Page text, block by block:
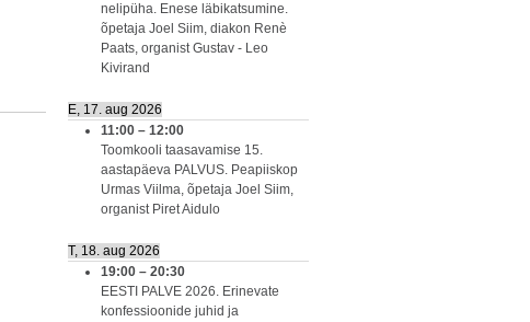
nelipüha. Enese läbikatsumine.
õpetaja Joel Siim, diakon Renè
Paats, organist Gustav - Leo
Kivirand
E, 17. aug 2026
11:00 – 12:00
Toomkooli taasavamise 15.
aastapäeva PALVUS. Peapiiskop
Urmas Viilma, õpetaja Joel Siim,
organist Piret Aidulo
T, 18. aug 2026
19:00 – 20:30
EESTI PALVE 2026. Erinevate
konfessioonide juhid ja